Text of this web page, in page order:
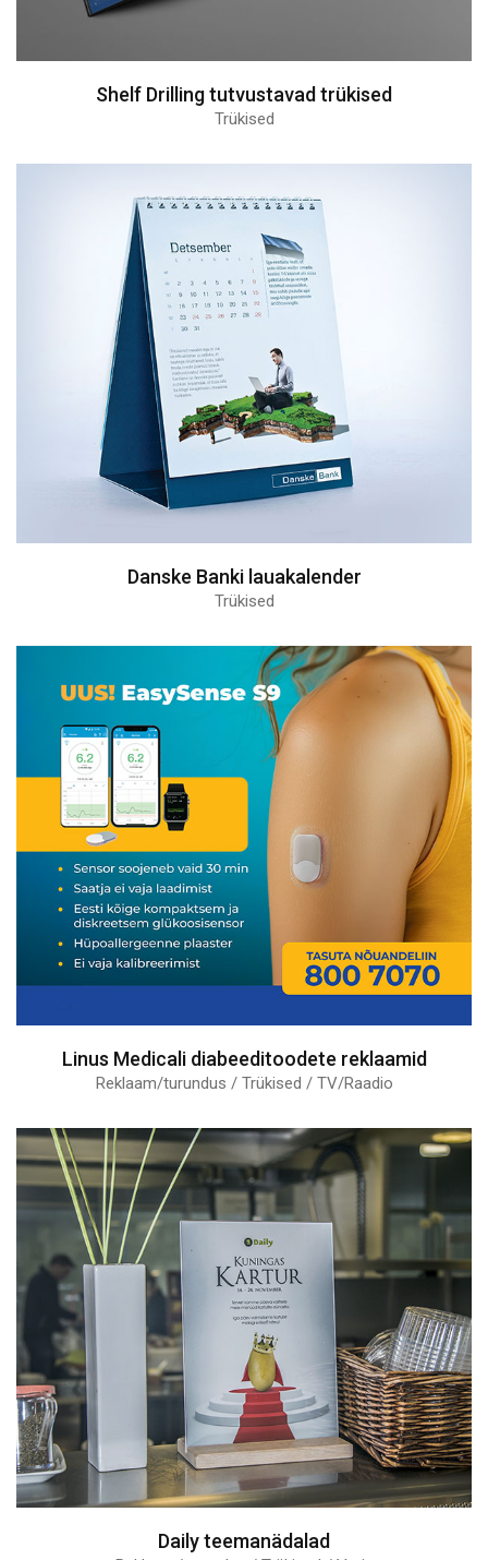
Shelf Drilling tutvustavad trükised
Trükised
Danske Banki lauakalender
Trükised
Linus Medicali diabeeditoodete reklaamid
Reklaam/turundus / Trükised / TV/Raadio
Daily teemanädalad